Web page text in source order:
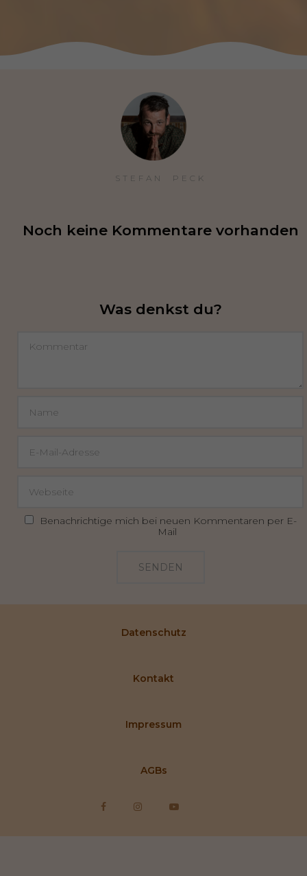
STEFAN  PECK
Noch keine Kommentare vorhanden
Was denkst du?
Benachrichtige mich bei neuen Kommentaren per E-
Mail
SENDEN
Datenschutz
Kontakt
Impressum
AGBs